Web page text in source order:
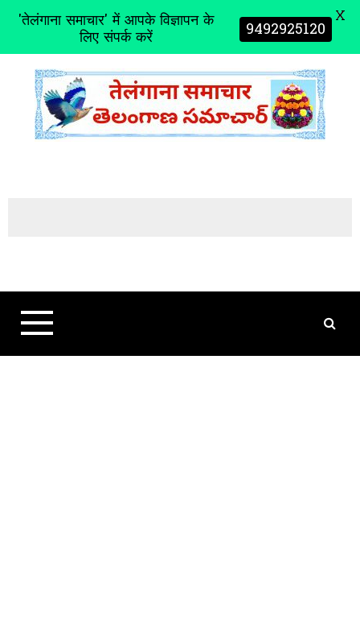
t
'तेलंगाना समाचार' में आपके विज्ञापन के
लिए संपर्क करें 9492925120 X